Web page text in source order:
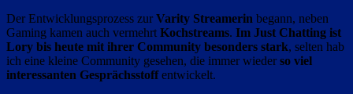
Der Entwicklungsprozess zur Varity Streamerin begann, neben
Gaming kamen auch vermehrt Kochstreams. Im Just Chatting ist
Lory bis heute mit ihrer Community besonders stark, selten hab
ich eine kleine Community gesehen, die immer wieder so viel
interessanten Gesprächsstoffentwickelt.